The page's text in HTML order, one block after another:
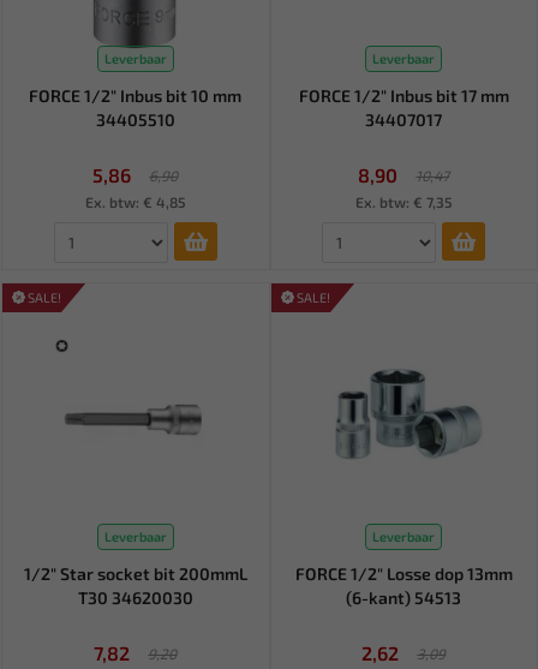
Leverbaar
FORCE 1/2" Inbus bit 10 mm
34405510
5,86
6,90
Ex. btw: € 4,85
Leverbaar
FORCE 1/2" Inbus bit 17 mm
34407017
8,90
10,47
Ex. btw: € 7,35
SALE!
Leverbaar
1/2" Star socket bit 200mmL
T30 34620030
7,82
9,20
SALE!
Leverbaar
FORCE 1/2" Losse dop 13mm
(6-kant) 54513
2,62
3,09